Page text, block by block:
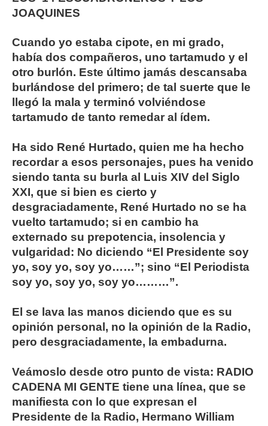
JOAQUINES
Cuando yo estaba cipote, en mi grado,
había dos compañeros, uno tartamudo y el
otro burlón. Este último jamás descansaba
burlándose del primero; de tal suerte que le
llegó la mala y terminó volviéndose
tartamudo de tanto remedar al ídem.
Ha sido René Hurtado, quien me ha hecho
recordar a esos personajes, pues ha venido
siendo tanta su burla al Luis XIV del Siglo
XXI, que si bien es cierto y
desgraciadamente, René Hurtado no se ha
vuelto tartamudo; si en cambio ha
externado su prepotencia, insolencia y
vulgaridad: No diciendo “El Presidente soy
yo, soy yo, soy yo……”; sino “El Periodista
soy yo, soy yo, soy yo………”.
El se lava las manos diciendo que es su
opinión personal, no la opinión de la Radio,
pero desgraciadamente, la embadurna.
Veámoslo desde otro punto de vista: RADIO
CADENA MI GENTE tiene una línea, que se
manifiesta con lo que expresan el
Presidente de la Radio, Hermano William